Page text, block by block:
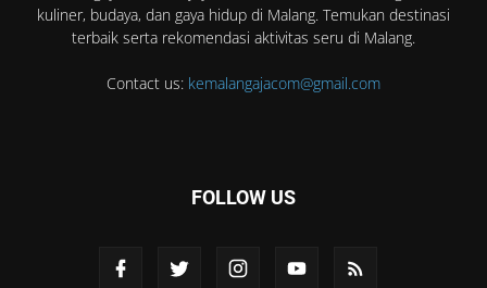
kuliner, budaya, dan gaya hidup di Malang. Temukan destinasi
terbaik serta rekomendasi aktivitas seru di Malang.
Contact us: kemalangajacom@gmail.com
FOLLOW US